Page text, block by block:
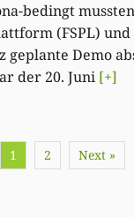
bedingt
(FSPL) und
geplante Demo
der 20. Juni [+]
1 2 Next »